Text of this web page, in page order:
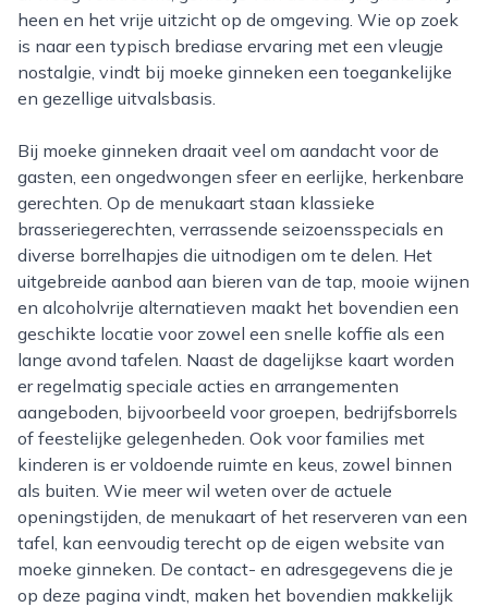
heen en het vrije uitzicht op de omgeving. Wie op zoek
is naar een typisch brediase ervaring met een vleugje
nostalgie, vindt bij moeke ginneken een toegankelijke
en gezellige uitvalsbasis.
Bij moeke ginneken draait veel om aandacht voor de
gasten, een ongedwongen sfeer en eerlijke, herkenbare
gerechten. Op de menukaart staan klassieke
brasseriegerechten, verrassende seizoensspecials en
diverse borrelhapjes die uitnodigen om te delen. Het
uitgebreide aanbod aan bieren van de tap, mooie wijnen
en alcoholvrije alternatieven maakt het bovendien een
geschikte locatie voor zowel een snelle koffie als een
lange avond tafelen. Naast de dagelijkse kaart worden
er regelmatig speciale acties en arrangementen
aangeboden, bijvoorbeeld voor groepen, bedrijfsborrels
of feestelijke gelegenheden. Ook voor families met
kinderen is er voldoende ruimte en keus, zowel binnen
als buiten. Wie meer wil weten over de actuele
openingstijden, de menukaart of het reserveren van een
tafel, kan eenvoudig terecht op de eigen website van
moeke ginneken. De contact- en adresgegevens die je
op deze pagina vindt, maken het bovendien makkelijk